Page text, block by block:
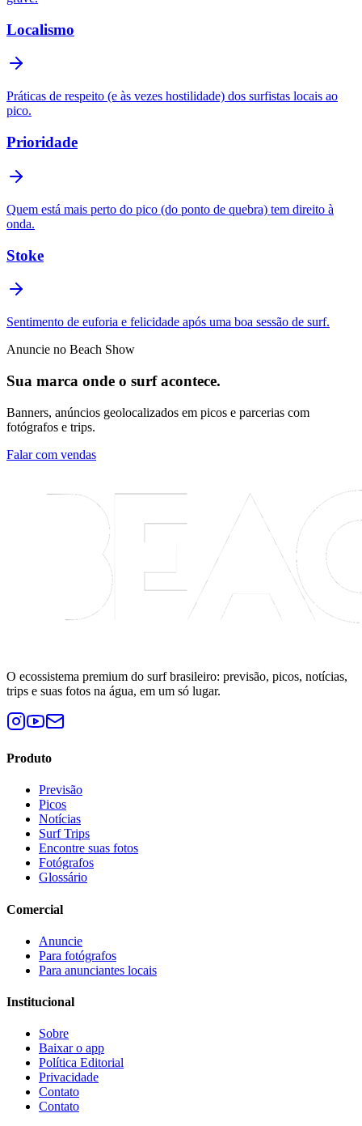
Localismo
Práticas de respeito (e às vezes hostilidade) dos surfistas locais ao
pico.
Prioridade
Quem está mais perto do pico (do ponto de quebra) tem direito à
onda.
Stoke
Sentimento de euforia e felicidade após uma boa sessão de surf.
Anuncie no Beach Show
Sua marca onde o surf acontece.
Banners, anúncios geolocalizados em picos e parcerias com
fotógrafos e trips.
Falar com vendas
O ecossistema premium do surf brasileiro: previsão, picos, notícias,
trips e suas fotos na água, em um só lugar.
Produto
Previsão
Picos
Notícias
Surf Trips
Encontre suas fotos
Fotógrafos
Glossário
Comercial
Anuncie
Para fotógrafos
Para anunciantes locais
Institucional
Sobre
Baixar o app
Política Editorial
Privacidade
Contato
Contato